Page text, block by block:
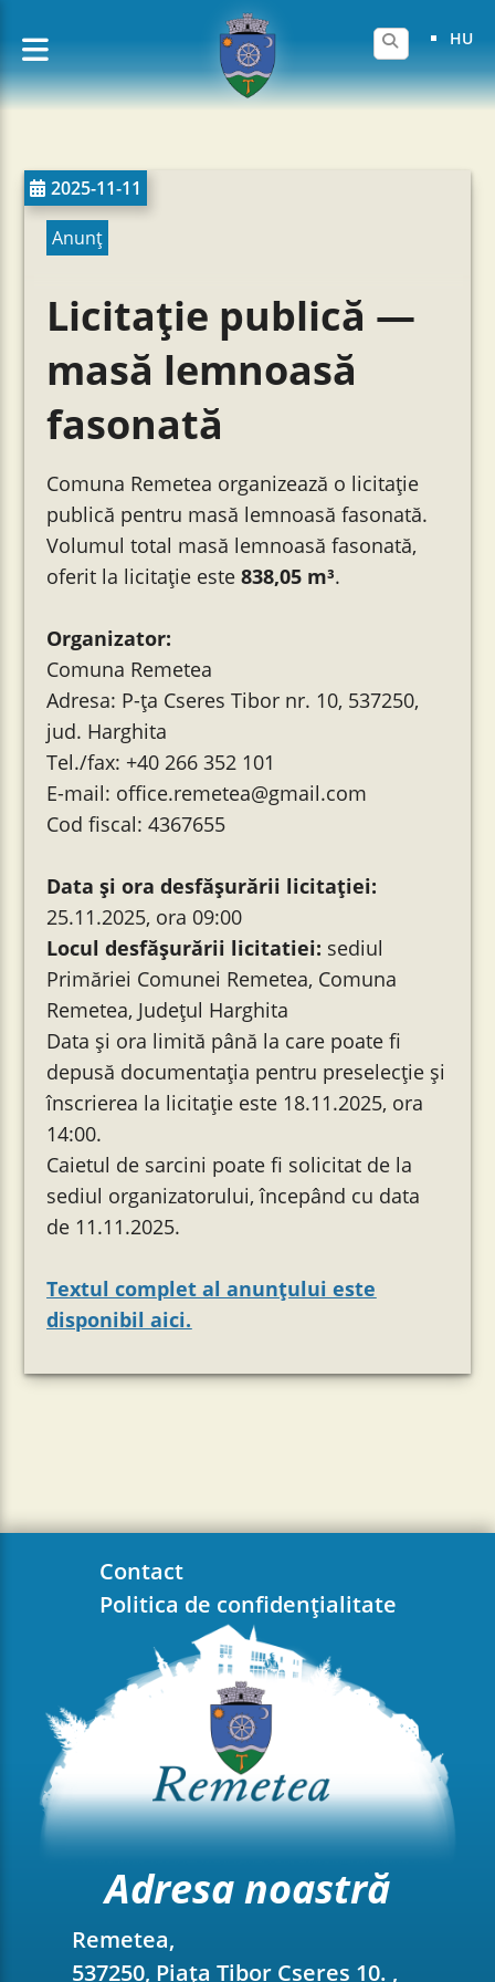
HU
Anunț
2025-11-11
Licitație publică —
masă lemnoasă
fasonată
Comuna Remetea organizează o licitație
publică pentru masă lemnoasă fasonată.
Volumul total masă lemnoasă fasonată,
oferit la licitație este838,05 m³.
Organizator:
Comuna Remetea
Adresa: P-ța Cseres Tibor nr. 10, 537250,
jud. Harghita
Tel./fax: +40 266 352 101
E-mail: office.remetea@gmail.com
Cod fiscal: 4367655
Data și ora desfăşurării licitației:
25.11.2025, ora 09:00
Locul desfăşurării licitatiei: sediul
Primăriei Comunei Remetea, Comuna
Remetea, Județul Harghita
Data şi ora limită până la care poate fi
depusă documentația pentru preselecție şi
înscrierea la licitație este 18.11.2025, ora
14:00.
Caietul de sarcini poate fi solicitat de la
sediul organizatorului, începând cu data
de 11.11.2025.
Textul complet al anunțului este
disponibil aici.
Contact
Politica de confidențialitate
Adresa noastră
Remetea,
537250, Piața Tibor Cseres 10. ,